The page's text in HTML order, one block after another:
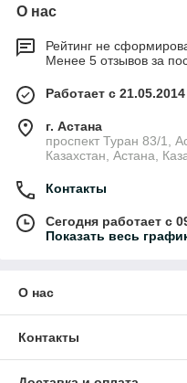
О нас
Рейтинг не
Менее 5 отзывов за
Работает с 21.05.2014
г. Астана
проспект Туран 83/1,
Казахстан, Астана,
Контакты
Сегодня работает с
Показать весь
О нас
Контакты